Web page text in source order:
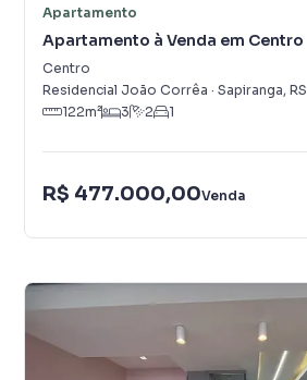
Apartamento
Apartamento à Venda em Centro
Centro
Residencial João Corrêa · Sapiranga, RS
122m² 3 2 1
R$ 477.000,00Venda